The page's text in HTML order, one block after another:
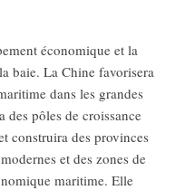
économique et la
baie. La Chine favorisera
dans les grandes
des pôles de croissance
construira des provinces
et des zones de
maritime. Elle